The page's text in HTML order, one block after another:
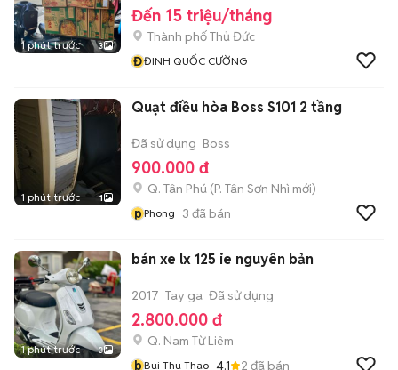
1 phút trước 3
Đến 15 triệu/tháng
Thành phố Thủ Đức
ĐĐINH QUỐC CƯỜNG
1 phút trước 1
Quạt điều hòa Boss S101 2 tầng
Đã sử dụng Boss
900.000 đ
Q. Tân Phú (P. Tân Sơn Nhì mới)
pPhong 3 đã bán
1 phút trước 3
bán xe lx 125 ie nguyên bản
2017 Tay ga Đã sử dụng
2.800.000 đ
Q. Nam Từ Liêm
bBui Thu Thao 4.1 2 đã bán